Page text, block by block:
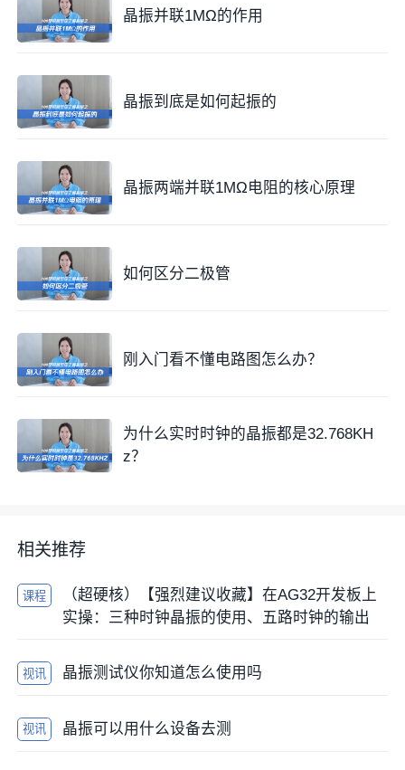
晶振并联1MΩ的作用
晶振到底是如何起振的
晶振两端并联1MΩ电阻的核心原理
如何区分二极管
刚入门看不懂电路图怎么办？
为什么实时时钟的晶振都是32.768KH
z？
相关推荐
课程
（超硬核）【强烈建议收藏】在AG32开发板上
实操：三种时钟晶振的使用、五路时钟的输出
视讯 晶振测试仪你知道怎么使用吗
视讯 晶振可以用什么设备去测